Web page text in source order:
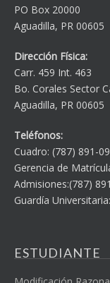
PO Box 20000
Aguadilla, PR 00605
Dirección Física:
Carr. 459 Int. 463
Bo. Corales Sector
Aguadilla, PR 00605
Teléfonos:
Cuadro: (787) 891-
Gerencia de
Admisiones:(787)
Guardía
ESTUDIANTE